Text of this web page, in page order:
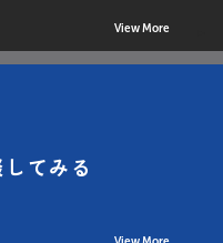
View More
てみる